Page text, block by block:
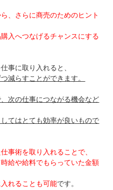
、さらに商売のためのヒント
入へつなげるチャンスにする
事に取り入れると、
減らすことができます。
次の仕事につながる機会など
てはとても効率が良いもので
事術を取り入れることで、
給や給料でもらっていた金額
れることも可能です。